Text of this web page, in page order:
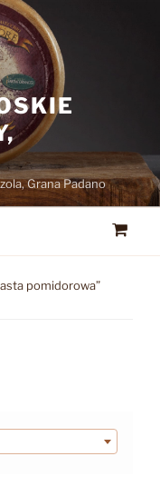
Grana Padano
pomidorowa”